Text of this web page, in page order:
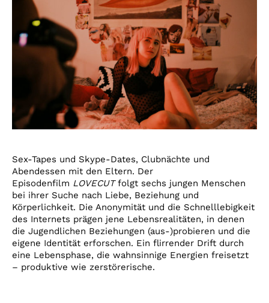
Sex-Tapes und Skype-Dates, Clubnächte und
Abendessen mit den Eltern. Der
Episodenfilm LOVECUTfolgt sechs jungen Menschen
bei ihrer Suche nach Liebe, Beziehung und
Körperlichkeit. Die Anonymität und die Schnelllebigkeit
des Internets prägen jene Lebensrealitäten, in denen
die Jugendlichen Beziehungen (aus-)probieren und die
eigene Identität erforschen. Ein flirrender Drift durch
eine Lebensphase, die wahnsinnige Energien freisetzt
– produktive wie zerstörerische.